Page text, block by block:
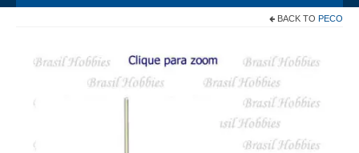
Meu Carrinho
BACK TO PECO